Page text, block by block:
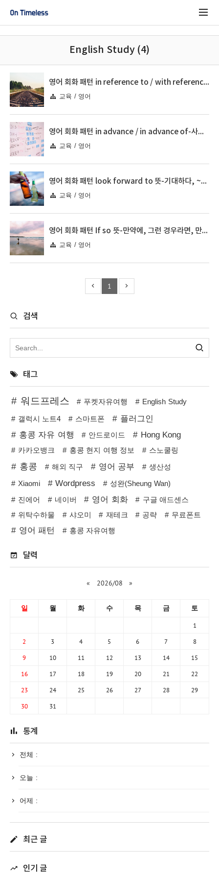
English Study (4)
영어 회화 패턴 in reference to / with reference to-~와 관련해서, ~에 대해서
교육 / 영어
영어 회화 패턴 in advance / in advance of-사전에, 이전에, ~보다 미리
교육 / 영어
영어 회화 패턴 look forward to 뜻-기대하다, ~을 학수고대하다
교육 / 영어
영어 회화 패턴 If so 뜻-만약에, 그런 경우라면, 만약 그렇다면
교육 / 영어
1
검색
태그
워드프레스 푸켓자유여행 English Study
갤럭시 노트4 스마트폰
플러그인
홍콩 자유 여행
안드로이드 Hong Kong
카카오뱅크 홍콩 현지 여행 정보 스노쿨링
홍콩 해외 직구 영어 공부
생산성
Xiaomi
Wordpress
성완(Sheung Wan)
진에어
네이버 영어 회화
구글 애드센스
위탁수하물
샤오미 재테크 공략 무료폰트
영어 패턴 홍콩 자유여행
달력
« 2026/08 »
일 월 화 수 목 금 토
1
2 3 4 5 6 7 8
9 10 11 12 13 14 15
16 17 18 19 20 21 22
23 24 25 26 27 28 29
30 31
통계
전체 :
오늘 :
어제 :
최근 글
인기 글